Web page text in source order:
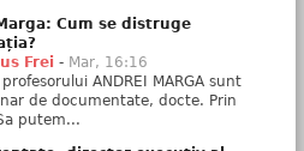
Cum se distruge
Frei - Mar, 16:16
ANDREI MARGA sunt
de documentate, docte. Prin
putem...